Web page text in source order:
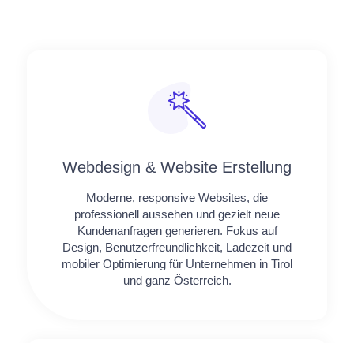
Webdesign & Website Erstellung
Moderne, responsive Websites, die
professionell aussehen und gezielt neue
Kundenanfragen generieren. Fokus auf
Design, Benutzerfreundlichkeit, Ladezeit und
mobiler Optimierung für Unternehmen in Tirol
und ganz Österreich.